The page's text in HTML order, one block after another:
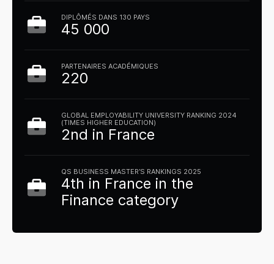
DIPLÔMÉS DANS 130 PAYS
45 000
PARTENAIRES ACADÉMIQUES
220
GLOBAL EMPLOYABILITY UNIVERSITY RANKING 2024
(TIMES HIGHER EDUCATION)
2nd in France
QS BUSINESS MASTER’S RANKINGS 2025
4th in France in the
Finance category